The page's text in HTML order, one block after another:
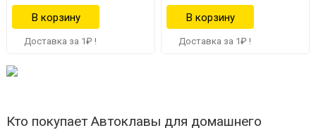
Доставка за 1₽ ! Доставка за 1₽ !
Кто покупает Автоклавы для домашнего